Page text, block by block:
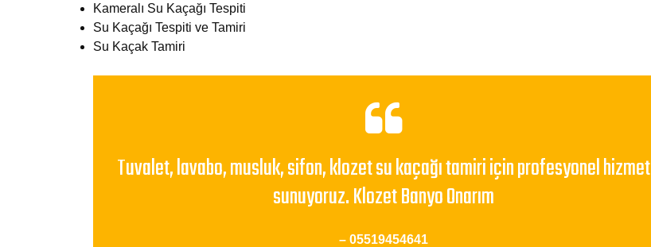
Kameralı Su Kaçağı Tespiti
Su Kaçağı Tespiti ve Tamiri
Su Kaçak Tamiri
Tuvalet, lavabo, musluk, sifon, klozet su kaçağı tamiri için profesyonel hizmet
sunuyoruz. Klozet Banyo Onarım
– 05519454641